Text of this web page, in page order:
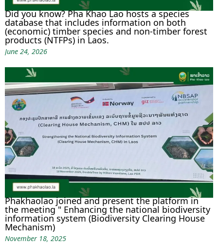
Did you know? Pha Khao Lao hosts a species
database that includes information on both
(economic) timber species and non-timber forest
products (NTFPs) in Laos.
June 24, 2026
Phakhaolao joined and present the platform in
the meeting " Enhancing the national biodiversity
information system (Biodiversity Clearing House
Mechanism)
November 18, 2025